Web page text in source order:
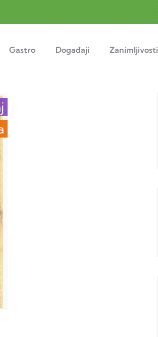
Gastro Događaji Zanimljivosti